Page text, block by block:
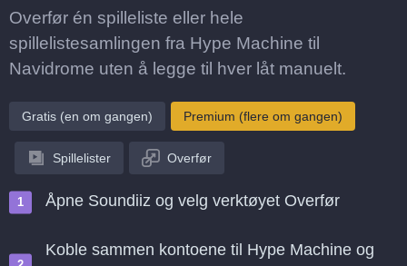
Overfør én spilleliste eller hele
spillelistesamlingen fra Hype Machine til
Navidrome uten å legge til hver låt manuelt.
Gratis (en om gangen) Premium (flere om gangen)
Spillelister Overfør
Åpne Soundiiz og velg verktøyet Overfør
Koble sammen kontoene til Hype Machine og